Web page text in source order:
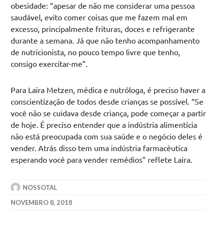
obesidade: “apesar de não me considerar uma pessoa
saudável, evito comer coisas que me fazem mal em
excesso, principalmente frituras, doces e refrigerante
durante a semana. Já que não tenho acompanhamento
de nutricionista, no pouco tempo livre que tenho,
consigo exercitar-me”.
Para Laira Metzen, médica e nutróloga, é preciso haver a
conscientização de todos desde crianças se possível. “Se
você não se cuidava desde criança, pode começar a partir
de hoje. É preciso entender que a indústria alimentícia
não está preocupada com sua saúde e o negócio deles é
vender. Atrás disso tem uma indústria farmacêutica
esperando você para vender remédios” reflete Laira.
NOSSOTAL
NOVEMBRO 8, 2018